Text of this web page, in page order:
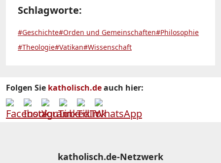
Schlagworte:
#Geschichte#Orden und Gemeinschaften#Philosophie
#Theologie#Vatikan#Wissenschaft
Folgen Sie katholisch.deauch hier:
katholisch.de-Netzwerk